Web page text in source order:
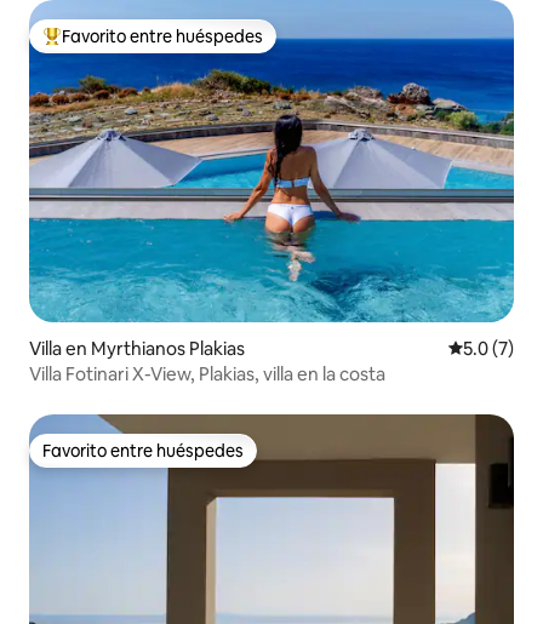
De los mejores en Favorito entre huéspedes
Favorito entre huéspedes
Villa en Myrthianos Plakias
5.0 (7)
Villa Fotinari X-View, Plakias, villa en la costa
Favorito entre huéspedes
Favorito entre huéspedes